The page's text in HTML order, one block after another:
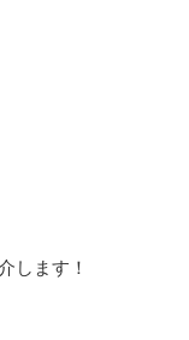
します！